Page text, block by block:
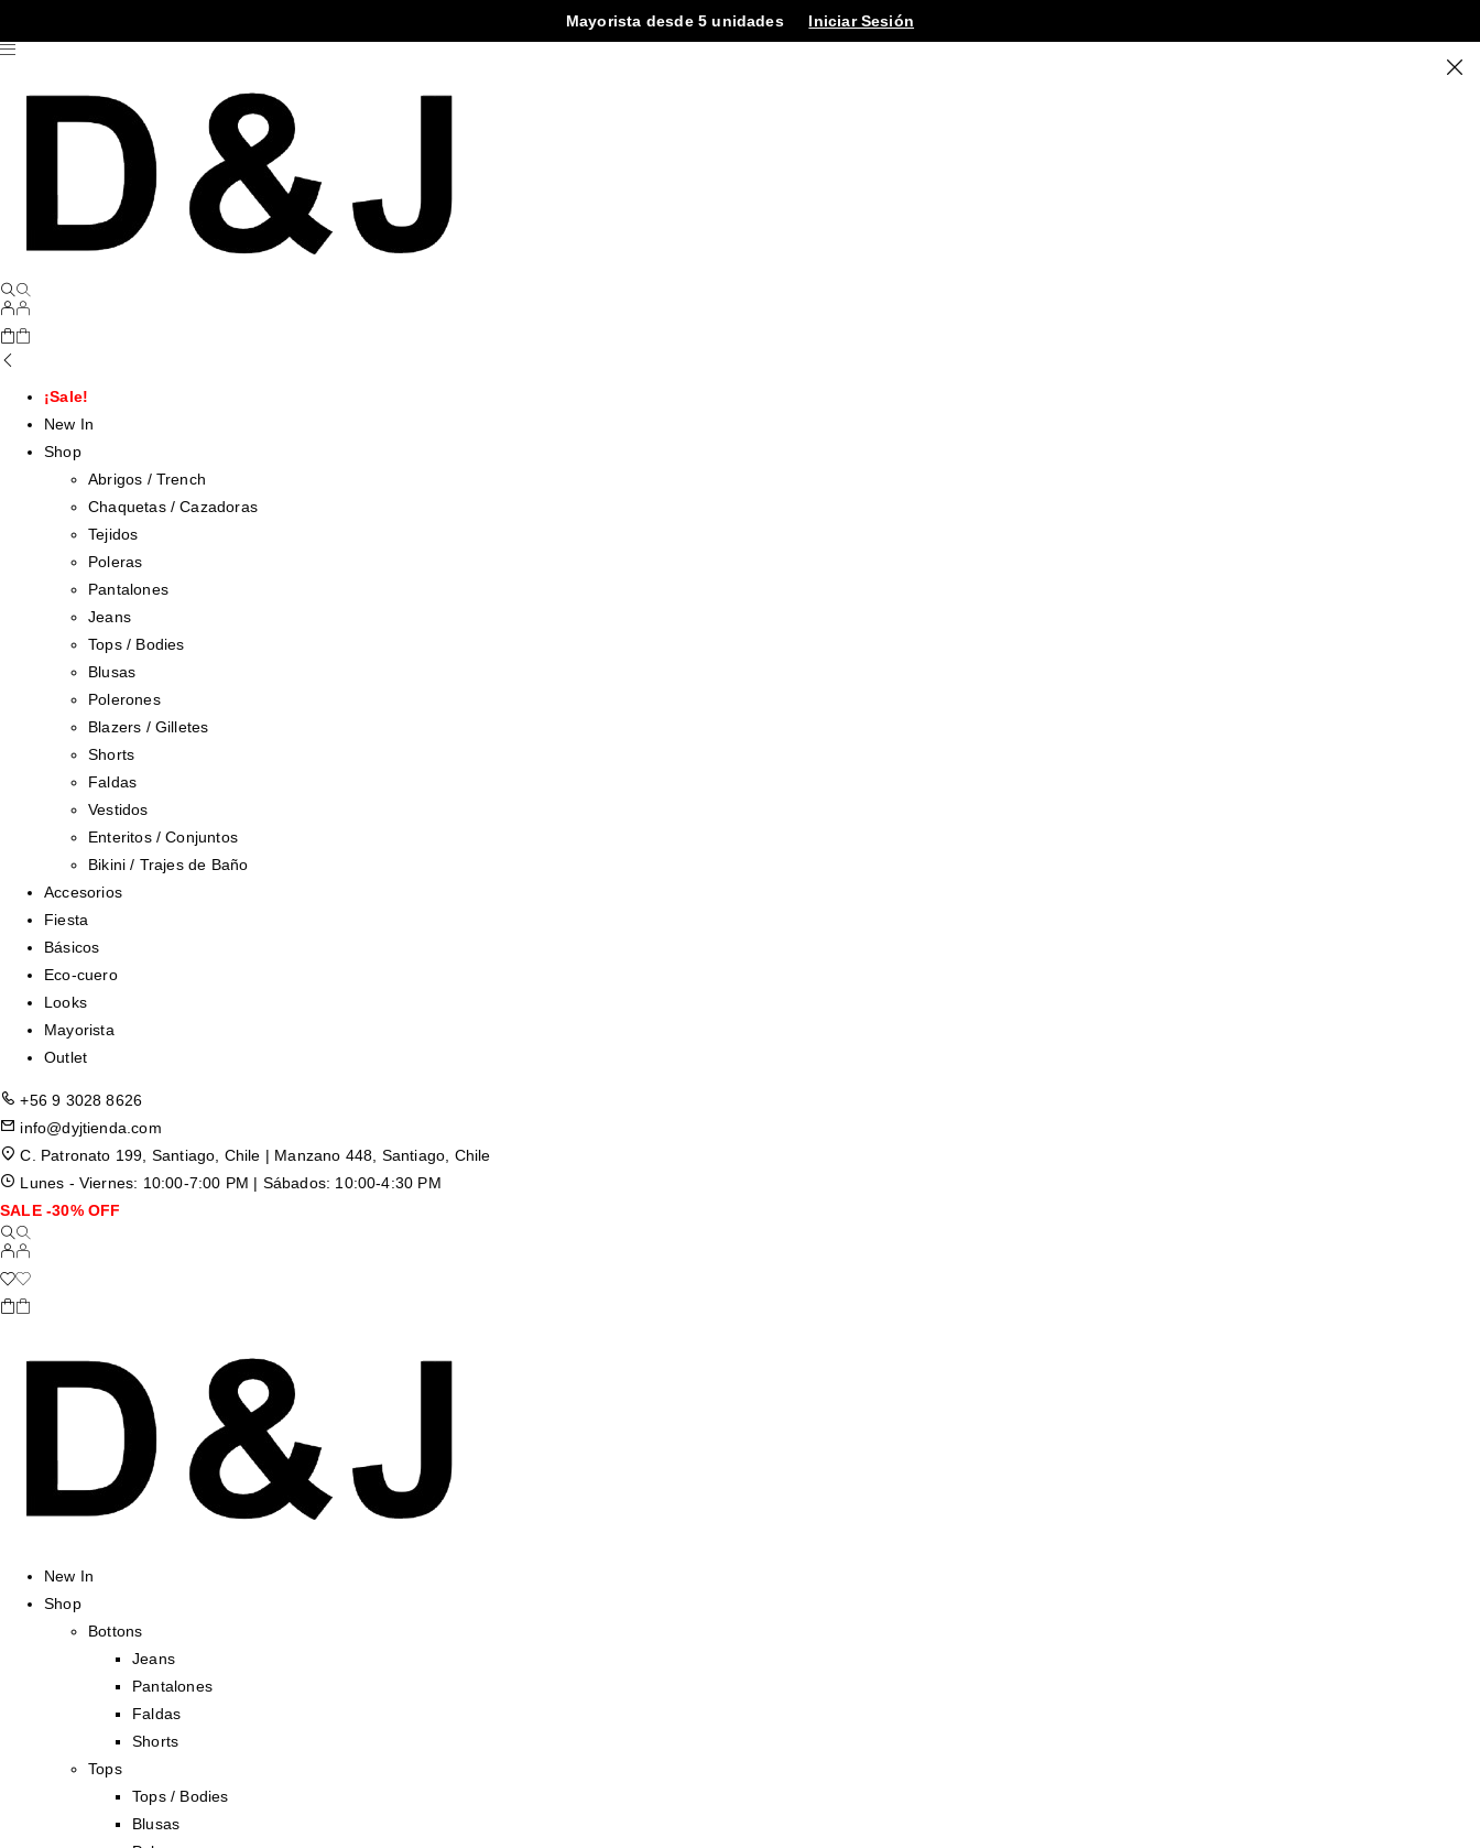
Mayorista desde 5 unidades Iniciar Sesión
¡Sale!
New In
Shop
Abrigos / Trench
Chaquetas / Cazadoras
Tejidos
Poleras
Pantalones
Jeans
Tops / Bodies
Blusas
Polerones
Blazers / Gilletes
Shorts
Faldas
Vestidos
Enteritos / Conjuntos
Bikini / Trajes de Baño
Accesorios
Fiesta
Básicos
Eco-cuero
Looks
Mayorista
Outlet
+56 9 3028 8626
info@dyjtienda.com
C. Patronato 199, Santiago, Chile | Manzano 448, Santiago, Chile
Lunes - Viernes: 10:00-7:00 PM | Sábados: 10:00-4:30 PM
SALE -30% OFF
New In
Shop
Bottons
Jeans
Pantalones
Faldas
Shorts
Tops
Tops / Bodies
Blusas